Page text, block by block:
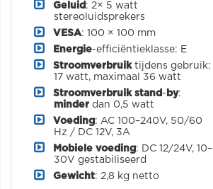
Geluid : 2× 5 watt
stereoluidsprekers
VESA: 100 × 100 mm
Energie-efficiëntieklasse: E
Stroomverbruik tijdens gebruik:
17 watt, maximaal 36 watt
Stroomverbruik stand - by:
minder dan 0,5 watt
Voeding: AC 100–240V, 50/60
Hz / DC 12V, 3A
Mobiele voeding: DC 12/24V, 10–
30V gestabiliseerd
Gewicht: 2,8 kg netto